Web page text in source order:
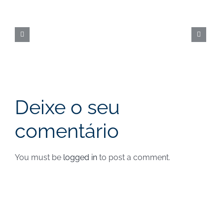
data
Deixe o seu
comentário
You must be logged in to post a comment.